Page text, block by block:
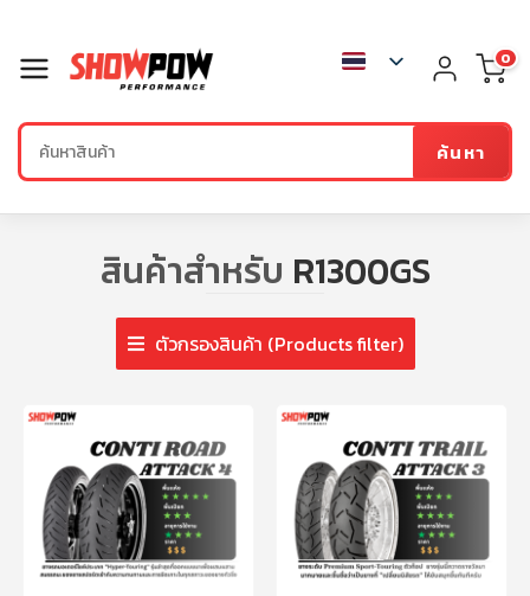
ค้นหา
0
สินค้าสำหรับ R1300GS
ตัวกรองสินค้า (Products filter)